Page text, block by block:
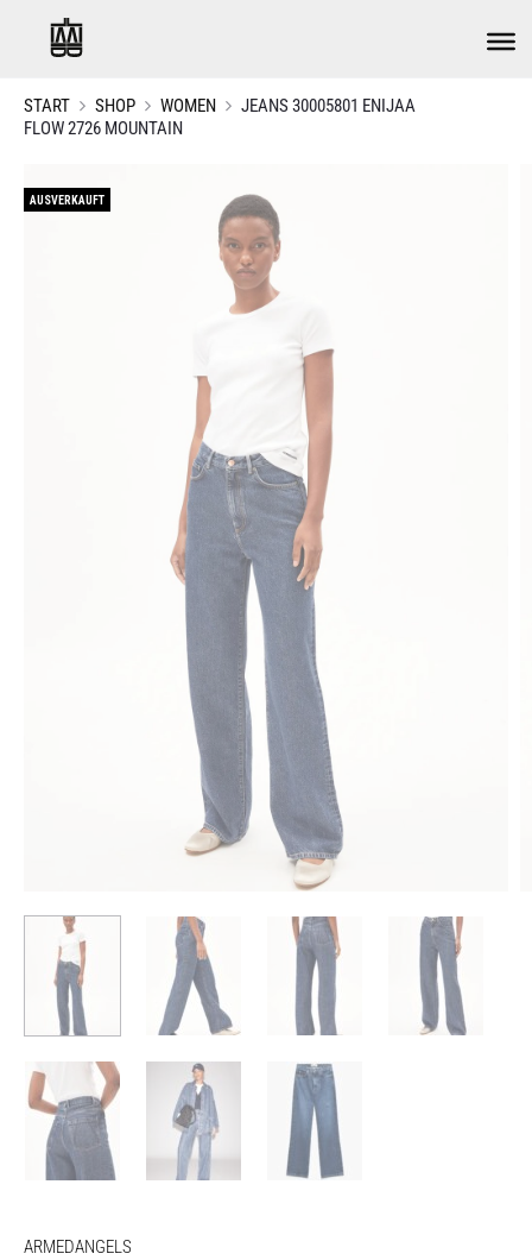
START SHOP WOMEN
JEANS 30005801 ENIJAA
FLOW 2726 MOUNTAIN
AUSVERKAUFT
ARMEDANGELS